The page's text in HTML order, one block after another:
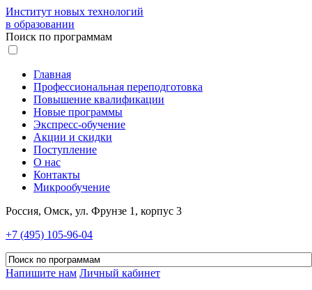
Институт новых технологий
в образовании
Поиск по программам
Главная
Профессиональная переподготовка
Повышение квалификации
Новые программы
Экспресс-обучение
Акции и скидки
Поступление
О нас
Контакты
Микрообучение
Россия, Омск, ул. Фрунзе 1, корпус 3
+7 (495) 105-96-04
Напишите нам Личный кабинет